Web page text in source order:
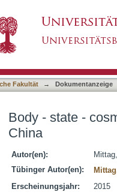
Fakultät → Dokumentanzeige
Body - state -
China
Autor(en):
Tübinger Autor(en):
Erscheinungsjahr:
2015